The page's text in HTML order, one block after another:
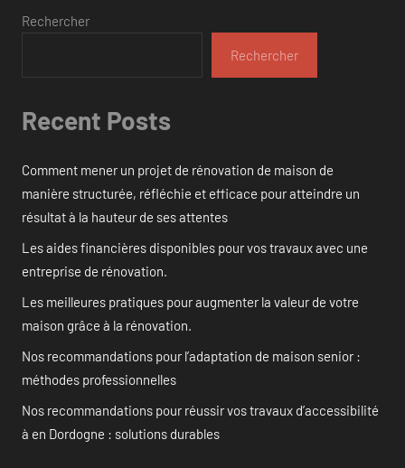
Rechercher
Rechercher
Recent Posts
Comment mener un projet de rénovation de maison de
manière structurée, réfléchie et efficace pour atteindre un
résultat à la hauteur de ses attentes
Les aides financières disponibles pour vos travaux avec une
entreprise de rénovation.
Les meilleures pratiques pour augmenter la valeur de votre
maison grâce à la rénovation.
Nos recommandations pour l’adaptation de maison senior :
méthodes professionnelles
Nos recommandations pour réussir vos travaux d’accessibilité
à en Dordogne : solutions durables